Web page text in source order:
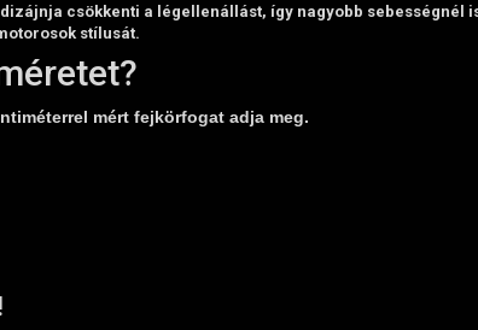
csökkenti a légellenállást, így nagyobb sebességnél
stílusát.
mért fejkörfogat adja meg.